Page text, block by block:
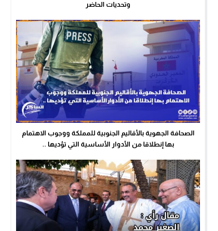
وتحديات الحاضر
الصحافة الجهوية بالأقاليم الجنوبية للمملكة ووجوب الاهتمام
بها إنطلاقا من الأدوار الأساسية التي تؤديها ..